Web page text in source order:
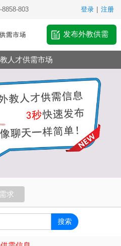
803 登录 注册
发布外教供需
人才供需市场
需求
搜索